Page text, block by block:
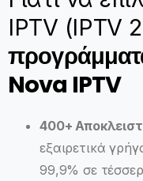
IPTV (IPTV
Nova IPTV
400+
εξαιρετικά
99,9% σε